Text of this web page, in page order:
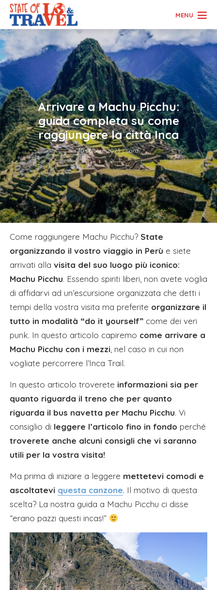
MENU
Arrivare a Machu Picchu:
guida completa su come
raggiungere la città Inca
10 Ottobre 2023 Sara
Come raggiungere Machu Picchu? State
organizzando il vostro viaggio in Perù e siete
arrivati alla visita del suo luogo più iconico:
Machu Picchu. Essendo spiriti liberi, non avete voglia
di affidarvi ad un’escursione organizzata che detti i
tempi della vostra visita ma preferite organizzare il
tutto in modalità “do it yourself” come dei veri
punk. In questo articolo capiremo come arrivare a
Machu Picchu con i mezzi , nel caso in cui non
vogliate percorrere l’Inca Trail.
In questo articolo troverete informazioni sia per
quanto riguarda il treno che per quanto
riguarda il bus navetta per Machu Picchu. Vi
consiglio di leggere l’articolo fino in fondo perché
troverete anche alcuni consigli che vi saranno
utili per la vostra visita!
Ma prima di iniziare a leggere mettetevi comodi e
ascoltatevi questa canzone. Il motivo di questa
scelta? La nostra guida a Machu Picchu ci disse
“erano pazzi questi incas!”